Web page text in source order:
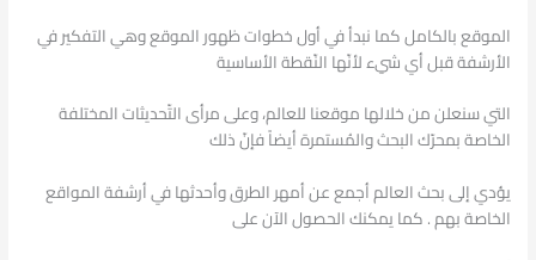
الموقع بالكامل كما نبدأ في أول خطوات ظهور الموقع وهي التفكير في
الأرشفة قبل أي شيء لأنّها النّقطة الأساسية
التي سنعلن من خلالها موقعنا للعالم، وعلى مرأى التّحديثات المختلفة
الخاصة بمحرّك البحث والمُستمرة أيضاً فإنّ ذلك
يؤدي إلى بحث العالم أجمع عن أمهر الطرق وأحدثها في أرشفة المواقع
الخاصة بهم . كما يمكنك الحصول الآن على